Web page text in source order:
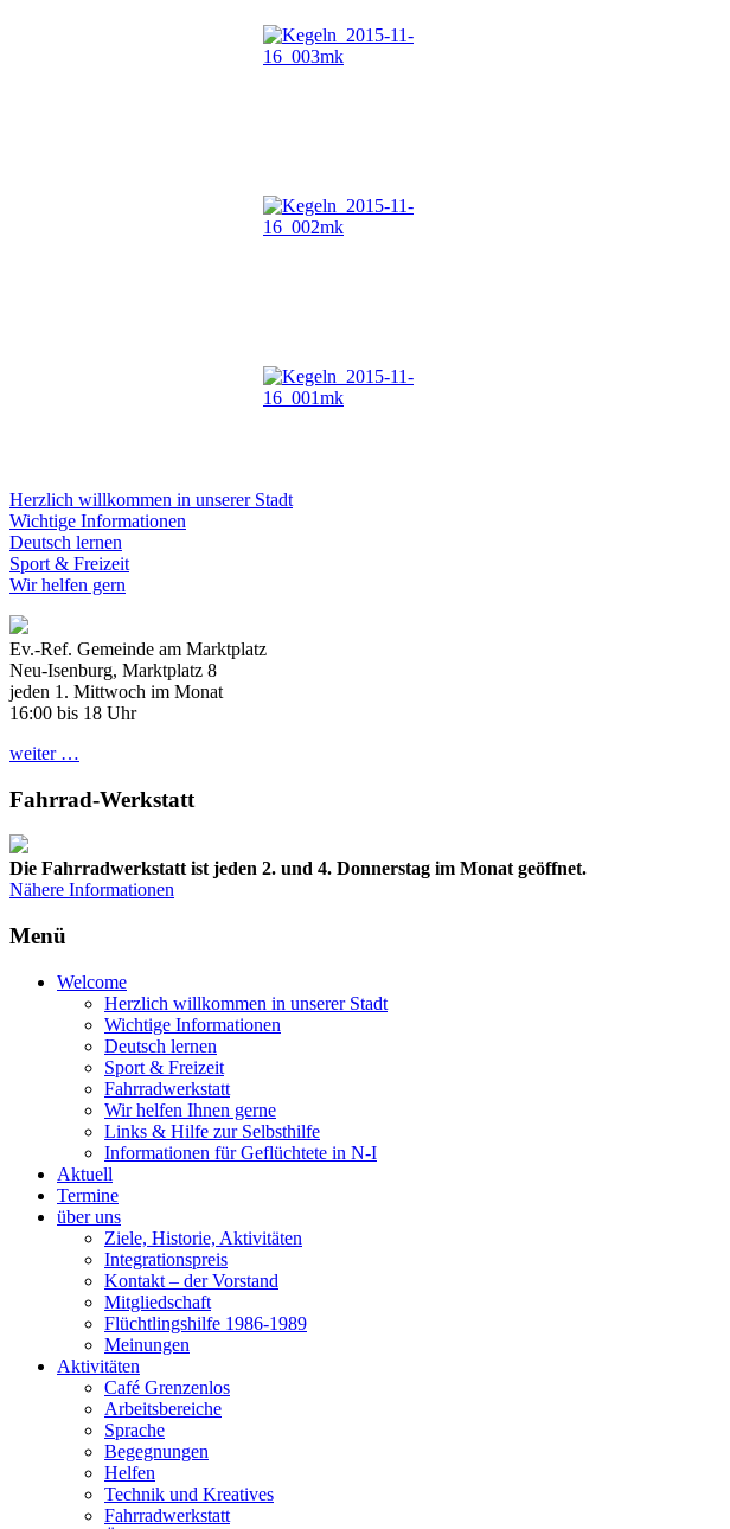
Herzlich willkommen in unserer Stadt
Wichtige Informationen
Deutsch lernen
Sport & Freizeit
Wir helfen gern
Ev.-Ref. Gemeinde am Marktplatz
Neu-Isenburg, Marktplatz 8
jeden 1. Mittwoch im Monat
16:00 bis 18 Uhr
weiter …
Fahrrad-Werkstatt
Die Fahrradwerkstatt ist jeden 2. und 4. Donnerstag im Monat geöffnet.
Nähere Informationen
Menü
Welcome
Herzlich willkommen in unserer Stadt
Wichtige Informationen
Deutsch lernen
Sport & Freizeit
Fahrradwerkstatt
Wir helfen Ihnen gerne
Links & Hilfe zur Selbsthilfe
Informationen für Geflüchtete in N-I
Aktuell
Termine
über uns
Ziele, Historie, Aktivitäten
Integrationspreis
Kontakt – der Vorstand
Mitgliedschaft
Flüchtlingshilfe 1986-1989
Meinungen
Aktivitäten
Café Grenzenlos
Arbeitsbereiche
Sprache
Begegnungen
Helfen
Technik und Kreatives
Fahrradwerkstatt